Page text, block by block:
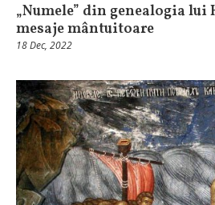
„Numele” din genealogia
mesaje mântuitoare
18 Dec, 2022